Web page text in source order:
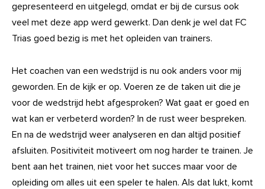
gepresenteerd en uitgelegd, omdat er bij de cursus ook
veel met deze app werd gewerkt. Dan denk je wel dat FC
Trias goed bezig is met het opleiden van trainers.
Het coachen van een wedstrijd is nu ook anders voor mij
geworden. En de kijk er op. Voeren ze de taken uit die je
voor de wedstrijd hebt afgesproken? Wat gaat er goed en
wat kan er verbeterd worden? In de rust weer bespreken.
En na de wedstrijd weer analyseren en dan altijd positief
afsluiten. Positiviteit motiveert om nog harder te trainen. Je
bent aan het trainen, niet voor het succes maar voor de
opleiding om alles uit een speler te halen. Als dat lukt, komt